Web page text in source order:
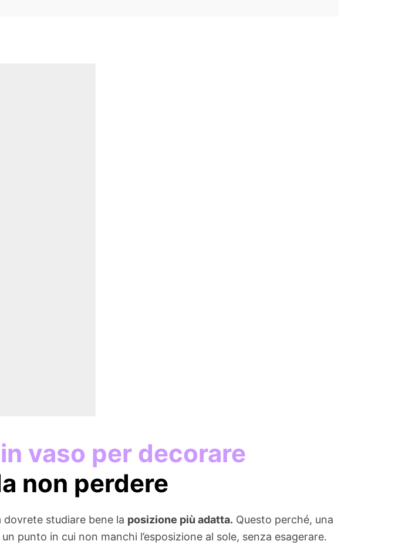
vaso per decorare
non perdere
studiare bene la posizione più adatta. Questo perché, una
punto in cui non manchi l’esposizione al sole, senza esagerare.